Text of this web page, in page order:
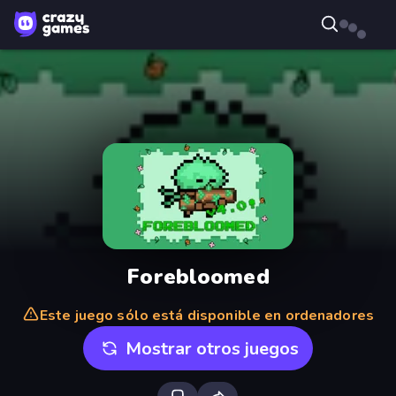
Forebloomed
Este juego sólo está disponible en ordenadores
Mostrar otros juegos